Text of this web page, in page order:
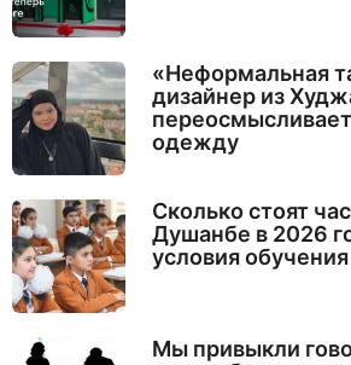
«Неформальная
дизайнер из
одежду
Сколько стоят
Душанбе в 2026
условия обучения
Мы привыкли